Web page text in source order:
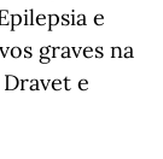
e
graves na
e